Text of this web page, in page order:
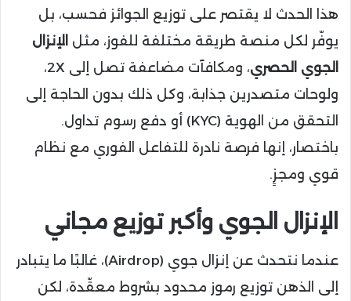
هذا الحدث لا يقتصر على توزيع الجوائز فحسب، بل
يوفّر لكل منصة طريقة مختلفة للفوز، مثل الإنزال
الجوي الحصري
، ومكافآت مضاعفة تصل إلى 2X،
ولوحات متصدرين جذابة، وكل ذلك بدون الحاجة إلى
التحقق من الهوية (KYC) أو دفع رسوم تداول.
باختصار، إنها فرصة نادرة للتفاعل الفوري مع نظام
قوي ومجزٍ.
الإنزال الجوي وأكبر توزيع مجاني
عندما نتحدث عن إنزال جوي (Airdrop)، غالبًا ما يتبادر
إلى الذهن توزيع رموز محدود بشروط معقّدة، لكن